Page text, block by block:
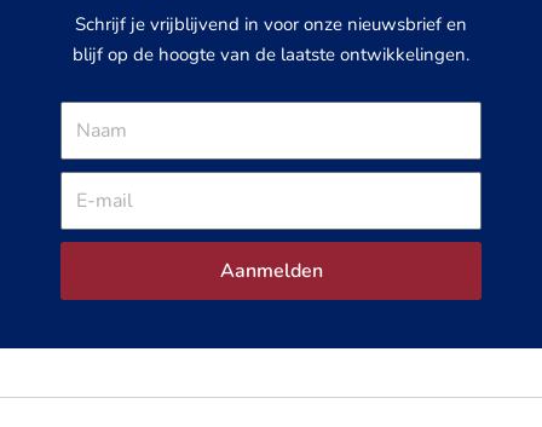
Schrijf je vrijblijvend in voor onze nieuwsbrief en
blijf op de hoogte van de laatste ontwikkelingen.
Naam
E-
Aanmelden